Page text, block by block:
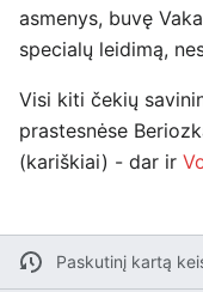
asmenys, buvę
specialų leidimą,
Visi kiti čekių
prastesnėse
(kariškiai) - dar ir
Paskutinį kartą